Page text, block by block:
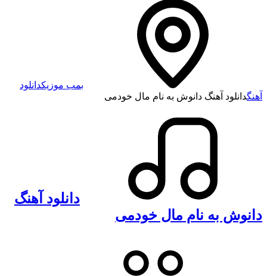
بمب موزیکدانلود
آهنگدانلود آهنگ دانوش به نام مال خودمی
دانلود آهنگ
دانوش به نام مال خودمی